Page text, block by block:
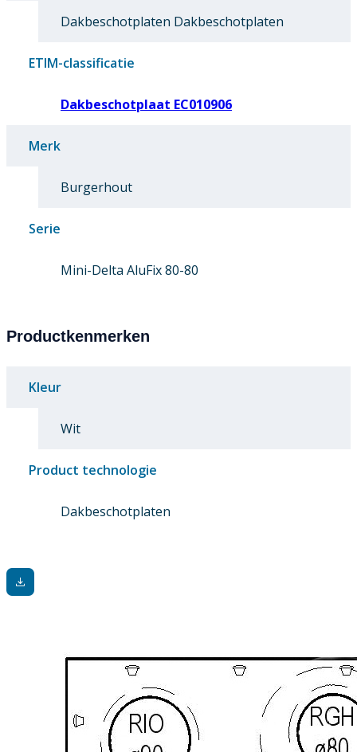
Dakbeschotplaten Dakbeschotplaten
ETIM-classificatie
Dakbeschotplaat EC010906
Merk
Burgerhout
Serie
Mini-Delta AluFix 80-80
Productkenmerken
Kleur
Wit
Product technologie
Dakbeschotplaten